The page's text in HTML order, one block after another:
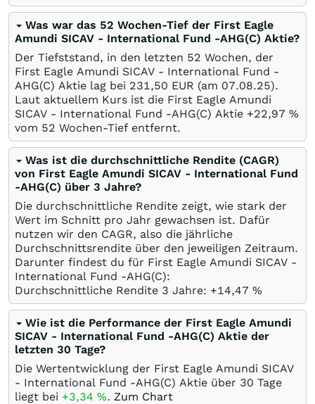
Was war das 52 Wochen-Tief der First Eagle
Amundi SICAV - International Fund -AHG(C) Aktie?
Der Tiefststand, in den letzten 52 Wochen, der
First Eagle Amundi SICAV - International Fund -
AHG(C) Aktie lag bei 231,50 EUR (am 07.08.25).
Laut aktuellem Kurs ist die First Eagle Amundi
SICAV - International Fund -AHG(C) Aktie +22,97 %
vom 52 Wochen-Tief entfernt.
Was ist die durchschnittliche Rendite (CAGR)
von First Eagle Amundi SICAV - International Fund
-AHG(C) über 3 Jahre?
Die durchschnittliche Rendite zeigt, wie stark der
Wert im Schnitt pro Jahr gewachsen ist. Dafür
nutzen wir den CAGR, also die jährliche
Durchschnittsrendite über den jeweiligen Zeitraum.
Darunter findest du für First Eagle Amundi SICAV -
International Fund -AHG(C):
Durchschnittliche Rendite 3 Jahre: +14,47 %
Wie ist die Performance der First Eagle Amundi
SICAV - International Fund -AHG(C) Aktie der
letzten 30 Tage?
Die Wertentwicklung der First Eagle Amundi SICAV
- International Fund -AHG(C) Aktie über 30 Tage
liegt bei +3,34 %. Zum Chart